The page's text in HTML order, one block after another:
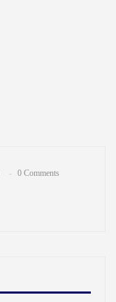
0 Comments